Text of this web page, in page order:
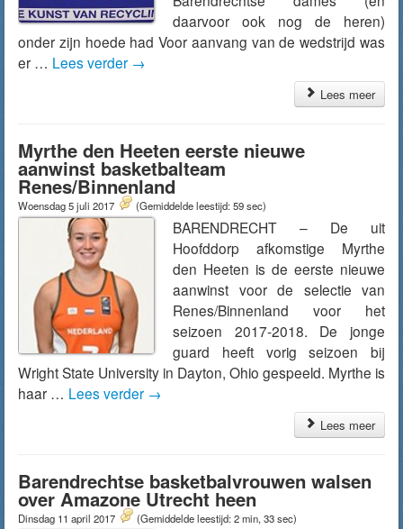
daarvoor ook nog de heren)
onder zijn hoede had Voor aanvang van de wedstrijd was
er … Lees verder →
Lees meer
Myrthe den Heeten eerste nieuwe
aanwinst basketbalteam
Renes/Binnenland
Woensdag 5 juli 2017 (Gemiddelde leestijd: 59 sec)
BARENDRECHT – De uit
Hoofddorp afkomstige Myrthe
den Heeten is de eerste nieuwe
aanwinst voor de selectie van
Renes/Binnenland voor het
seizoen 2017-2018. De jonge
guard heeft vorig seizoen bij
Wright State University in Dayton, Ohio gespeeld. Myrthe is
haar … Lees verder →
Lees meer
Barendrechtse basketbalvrouwen walsen
over Amazone Utrecht heen
Dinsdag 11 april 2017 (Gemiddelde leestijd: 2 min, 33 sec)